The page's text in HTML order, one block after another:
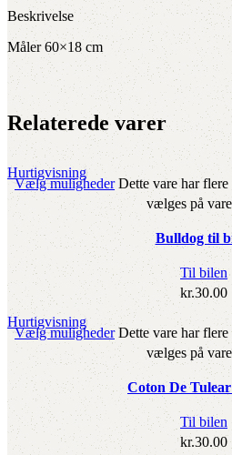
Beskrivelse
Måler 60×18 cm
Relaterede varer
Hurtigvisning
Vælg muligheder Dette vare har
vælges på
Bulldog til
Til bilen
kr.30.00
Hurtigvisning
Vælg muligheder Dette vare har
vælges på
Coton De
Til bilen
kr.30.00